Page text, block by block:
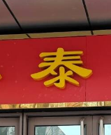
开店最怕“搜不到”为什
ai却天天给他免费派单？